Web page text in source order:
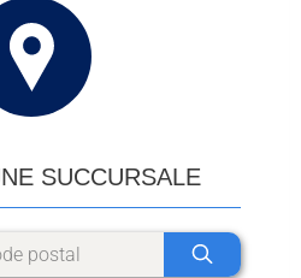
SUCCURSALE